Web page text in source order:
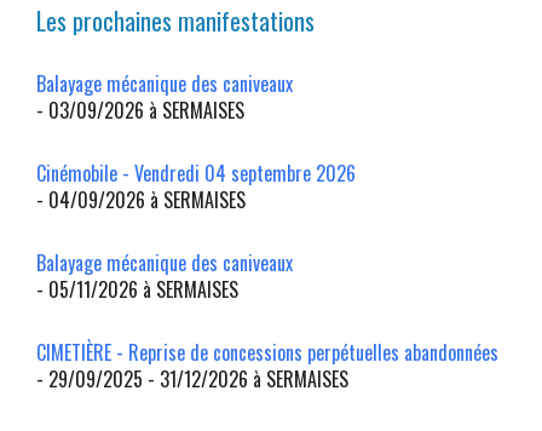
Les prochaines manifestations
Balayage mécanique des caniveaux
- 03/09/2026 à SERMAISES
Cinémobile - Vendredi 04 septembre 2026
- 04/09/2026 à SERMAISES
Balayage mécanique des caniveaux
- 05/11/2026 à SERMAISES
CIMETIÈRE - Reprise de concessions perpétuelles abandonnées
- 29/09/2025 - 31/12/2026 à SERMAISES